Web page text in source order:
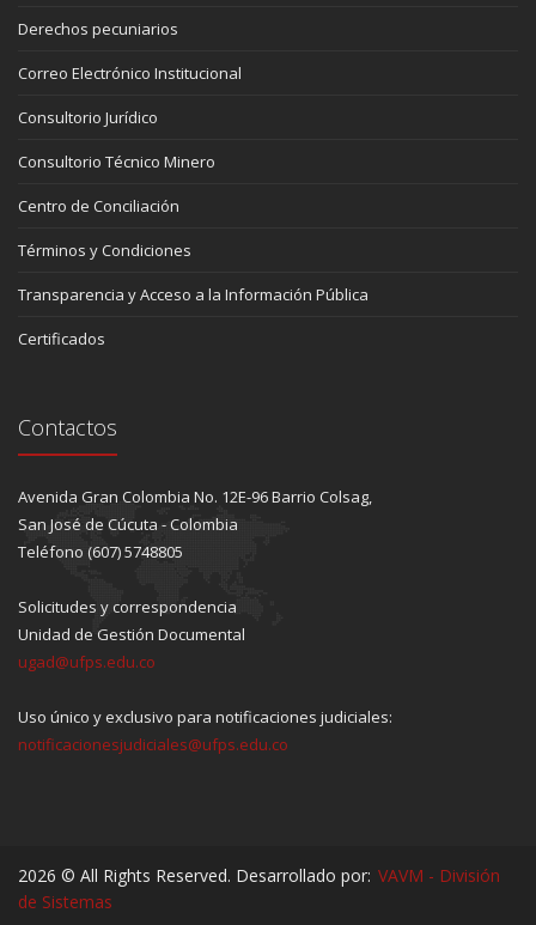
Derechos pecuniarios
Correo Electrónico Institucional
Consultorio Jurídico
Consultorio Técnico Minero
Centro de Conciliación
Términos y Condiciones
Transparencia y Acceso a la Información Pública
Certificados
Contactos
Avenida Gran Colombia No. 12E-96 Barrio Colsag,
San José de Cúcuta - Colombia
Teléfono (607) 5748805
Solicitudes y correspondencia
Unidad de Gestión Documental
ugad@ufps.edu.co
Uso único y exclusivo para notificaciones judiciales:
notificacionesjudiciales@ufps.edu.co
2026 © All Rights Reserved. Desarrollado por: VAVM - División
de Sistemas